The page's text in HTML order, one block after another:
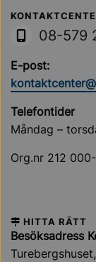
08-579
E-post:
Telefontider
Måndag –
Org.nr 212
HITTA RÄTT
Besöksadress